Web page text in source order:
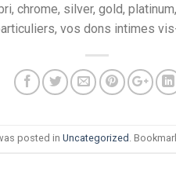
chrome, silver, gold,
vos dons intimes
posted in Uncategorized .